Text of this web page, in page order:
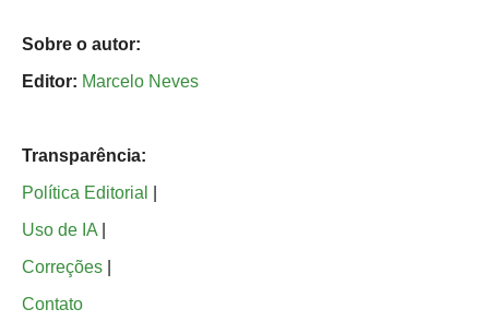
Sobre o autor:
Editor: Marcelo Neves
Transparência:
Política Editorial
Uso de IA
Correções
Contato